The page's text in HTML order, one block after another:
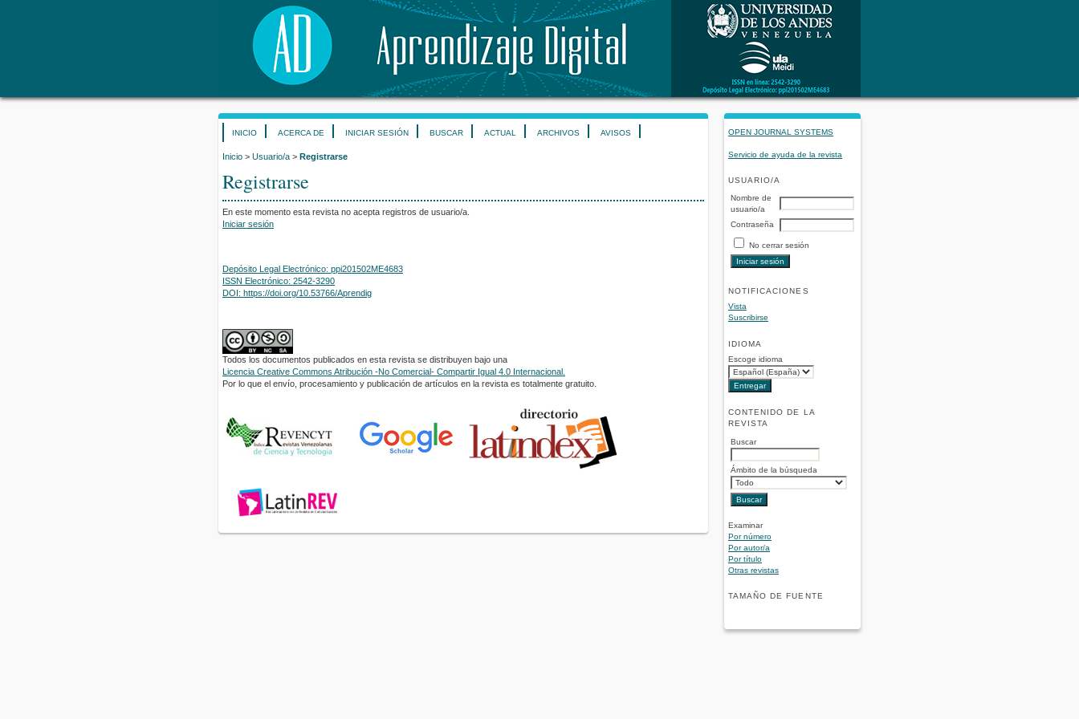
OPEN JOURNAL SYSTEMS
Servicio de ayuda de la revista
USUARIO/A
Nombre de
usuario/a
Contraseña
No cerrar sesión
NOTIFICACIONES
Vista
Suscribirse
IDIOMA
Escoge idioma
CONTENIDO DE LA
REVISTA
Buscar
Ámbito de la búsqueda
Examinar
Por número
Por autor/a
Por título
Otras revistas
TAMAÑO DE FUENTE
INICIO ACERCA DE INICIAR SESIÓN BUSCAR ACTUAL ARCHIVOS AVISOS
Inicio > Usuario/a > Registrarse
Registrarse
En este momento esta revista no acepta registros de usuario/a.
Iniciar sesión
Depósito Legal Electrónico: ppi201502ME4683
ISSN Electrónico: 2542-3290
DOI: https://doi.org/10.53766/Aprendig
Todos los documentos publicados en esta revista se distribuyen bajo una
Licencia Creative Commons Atribución -No Comercial- Compartir Igual 4.0 Internacional.
Por lo que el envío, procesamiento y publicación de artículos en la revista es totalmente gratuito.